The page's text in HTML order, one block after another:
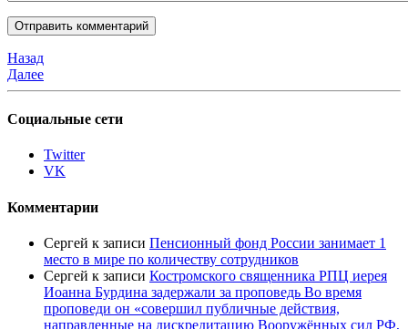
Назад
Далее
Социальные сети
Twitter
VK
Комментарии
Сергей к записи Пенсионный фонд России занимает 1
место в мире по количеству сотрудников
Сергей к записи Костромского священника РПЦ иерея
Иоанна Бурдина задержали за проповедь Во время
проповеди он «совершил публичные действия,
направленные на дискредитацию Вооружённых сил РФ,